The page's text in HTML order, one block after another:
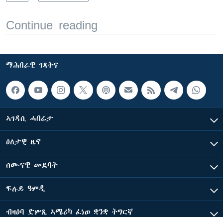
Continue reading
ማሕበራዊ ገጻትና
ኣገዳሲ ሓበሬታ
ዕለታዊ ዜና
ሰሙናዊ መደባት
ፍሉይ ዓምዲ
ብዛዕባ ድምጺ ኣሜሪካ ፈነወ ቋንቋ ትግርኛ